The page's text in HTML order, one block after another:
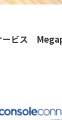
ービス